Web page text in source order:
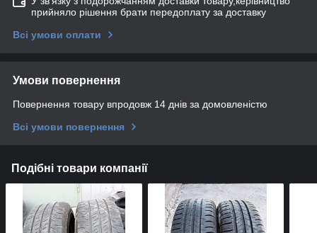
прийняло рішення брати передоплату за доставку
Всі умови оплати
Умови повернення
Повернення товару впродовж 14 днів за домовленістю
Всі умови повернення
Подібні товари компанії